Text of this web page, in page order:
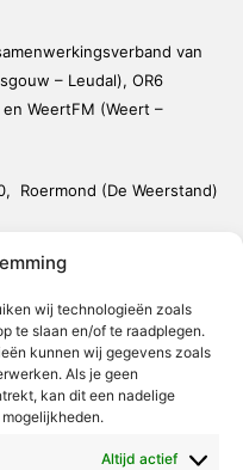
wij technologieën zoals
te slaan en/of te raadplegen.
kunnen wij gegevens zoals
Als je geen
kan dit een nadelige
Altijd actief
van
– Leudal), OR6
WeertFM (Weert –
Roermond (De Weerstand)